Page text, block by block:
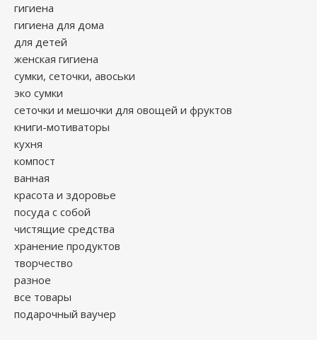
гигиена
гигиена для дома
для детей
женская гигиена
сумки, сеточки, авоськи
эко сумки
сеточки и мешочки для овощей и фруктов
книги-мотиваторы
кухня
компост
ванная
красота и здоровье
посуда с собой
чистящие средства
хранение продуктов
творчество
разное
все товары
подарочный ваучер